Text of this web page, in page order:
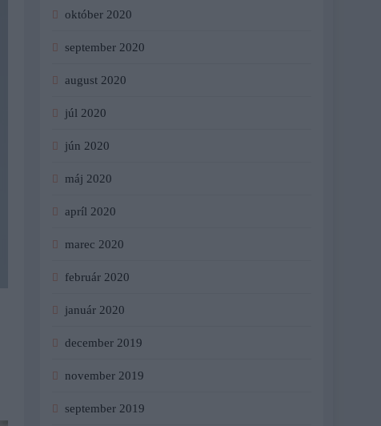
október 2020
september 2020
august 2020
júl 2020
jún 2020
máj 2020
apríl 2020
marec 2020
február 2020
január 2020
december 2019
november 2019
september 2019